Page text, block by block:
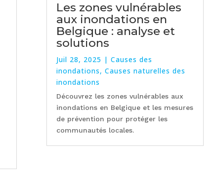
Les zones vulnérables
aux inondations en
Belgique : analyse et
solutions
Juil 28, 2025 | Causes des
inondations, Causes naturelles des
inondations
Découvrez les zones vulnérables aux
inondations en Belgique et les mesures
de prévention pour protéger les
communautés locales.